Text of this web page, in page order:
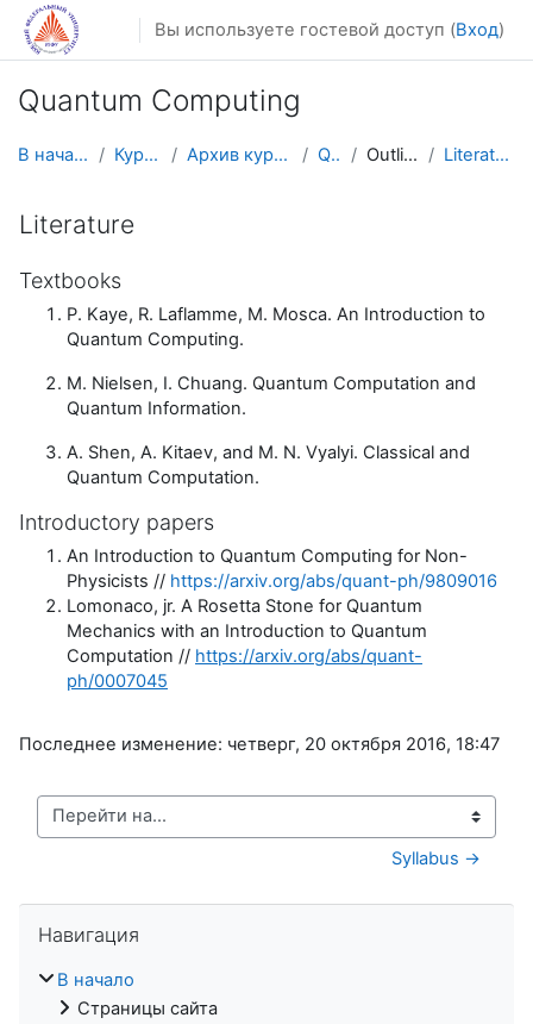
Перейти к основному содержанию
Вы используете гостевой доступ (Вход)
Quantum Computing
В начало Курсы Архив курсов QC Outline Literature
Literature
Textbooks
P. Kaye, R. Laflamme, M. Mosca. An Introduction to
Quantum Computing.
M. Nielsen, I. Chuang. Quantum Computation and
Quantum Information.
A. Shen, A. Kitaev, and M. N. Vyalyi. Classical and
Quantum Computation.
Introductory papers
An Introduction to Quantum Computing for Non-
Physicists // https://arxiv.org/abs/quant-ph/9809016
Lomonaco, jr. A Rosetta Stone for Quantum
Mechanics with an Introduction to Quantum
Computation // https://arxiv.org/abs/quant-
ph/0007045
Последнее изменение: четверг, 20 октября 2016, 18:47
Перейти на...
Syllabus →
Навигация
В начало
Страницы сайта